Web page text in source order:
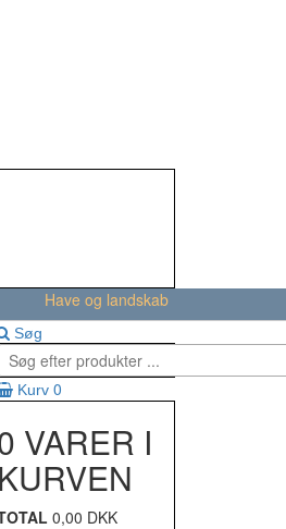
Have og landskab
Søg
Kurv 0
VARER I
KURVEN
0,00 DKK